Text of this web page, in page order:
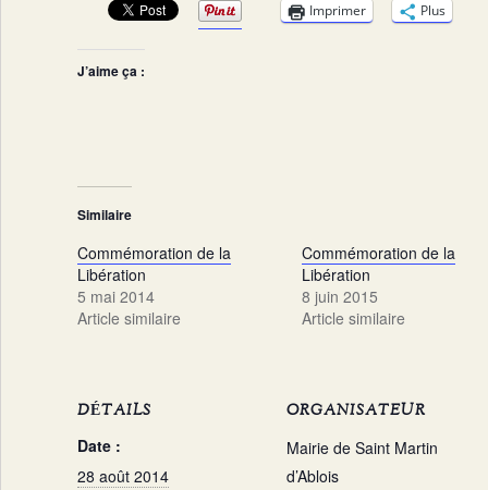
Imprimer Plus
J’aime ça :
Similaire
Commémoration de la
Libération
5 mai 2014
Article similaire
Commémoration de la
Libération
8 juin 2015
Article similaire
DÉTAILS
Date :
28 août 2014
ORGANISATEUR
Mairie de Saint Martin
d’Ablois